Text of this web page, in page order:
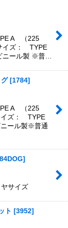
A （225
イズ： TYPE
ニール製 ※普…
[1784]
A （225
イズ： TYPE
ール製※普通
]
サイズ
ト [3952]